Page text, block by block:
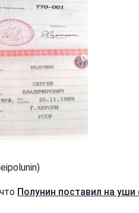
Полунин поставил на уши